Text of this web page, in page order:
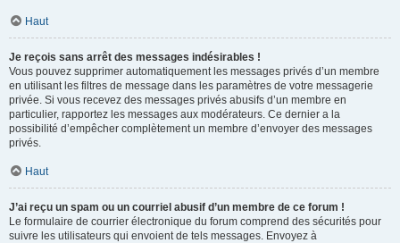
Haut
Je reçois sans arrêt des messages indésirables !
Vous pouvez supprimer automatiquement les messages privés d’un membre
en utilisant les filtres de message dans les paramètres de votre messagerie
privée. Si vous recevez des messages privés abusifs d’un membre en
particulier, rapportez les messages aux modérateurs. Ce dernier a la
possibilité d’empêcher complètement un membre d’envoyer des messages
privés.
Haut
J’ai reçu un spam ou un courriel abusif d’un membre de ce forum !
Le formulaire de courrier électronique du forum comprend des sécurités pour
suivre les utilisateurs qui envoient de tels messages. Envoyez à